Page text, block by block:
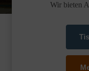
Wir bieten